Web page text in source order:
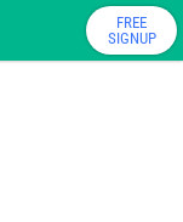
FREE
SIGNUP